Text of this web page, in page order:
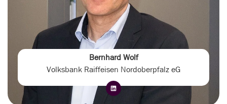
Bernhard Wolf
Volksbank Raiffeisen Nordoberpfalz eG